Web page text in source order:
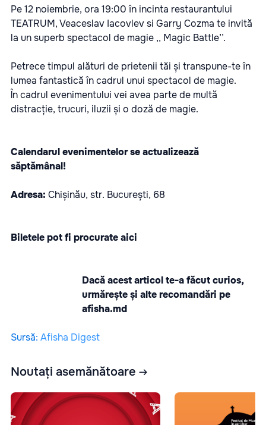
Pe 12 noiembrie, ora 19:00 în incinta restaurantului
TEATRUM, Veaceslav Iacovlev si Garry Cozma te invită
la un superb spectacol de magie ,, Magic Battle’’.
Petrece timpul alături de prietenii tăi și transpune-te în
lumea fantastică în cadrul unui spectacol de magie.
În cadrul evenimentului vei avea parte de multă
distracție, trucuri, iluzii și o doză de magie.
Calendarul evenimentelor se actualizează
săptămânal!
Adresa: Chișinău, str. București, 68
Biletele pot fi procurateaici
Dacă acest articol te-a făcut curios,
urmărește și alte recomandări pe
afisha.md
Sursă: Afisha Digest
Noutați asemănătoare